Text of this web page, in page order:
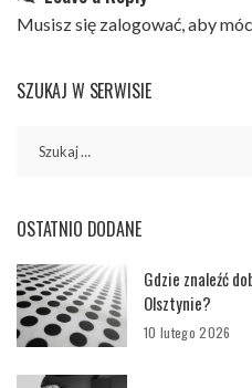
Musisz się zalogować, aby
SZUKAJ W SERWISIE
OSTATNIO DODANE
Gdzie znaleźć
Olsztynie?
10 lutego 2026